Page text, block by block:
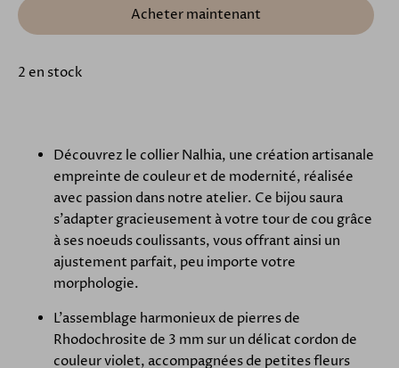
Acheter maintenant
2 en stock
Découvrez le collier Nalhia, une création artisanale
empreinte de couleur et de modernité, réalisée
avec passion dans notre atelier. Ce bijou saura
s'adapter gracieusement à votre tour de cou grâce
à ses noeuds coulissants, vous offrant ainsi un
ajustement parfait, peu importe votre
morphologie.
L'assemblage harmonieux de pierres de
Rhodochrosite de 3 mm sur un délicat cordon de
couleur violet, accompagnées de petites fleurs